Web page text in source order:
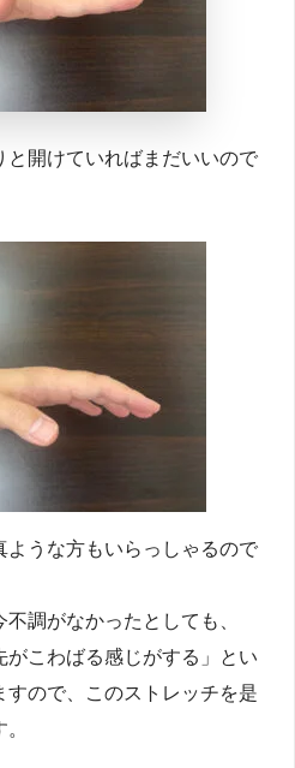
と開けていればまだいいので
うな方もいらっしゃるので
調がなかったとしても、
がこわばる感じがする」とい
すので、このストレッチを是